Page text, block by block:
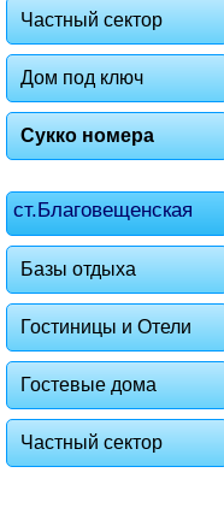
Частный сектор
Дом под ключ
Сукко номера
ст.Благовещенская
Базы отдыха
Гостиницы и Отели
Гостевые дома
Частный сектор